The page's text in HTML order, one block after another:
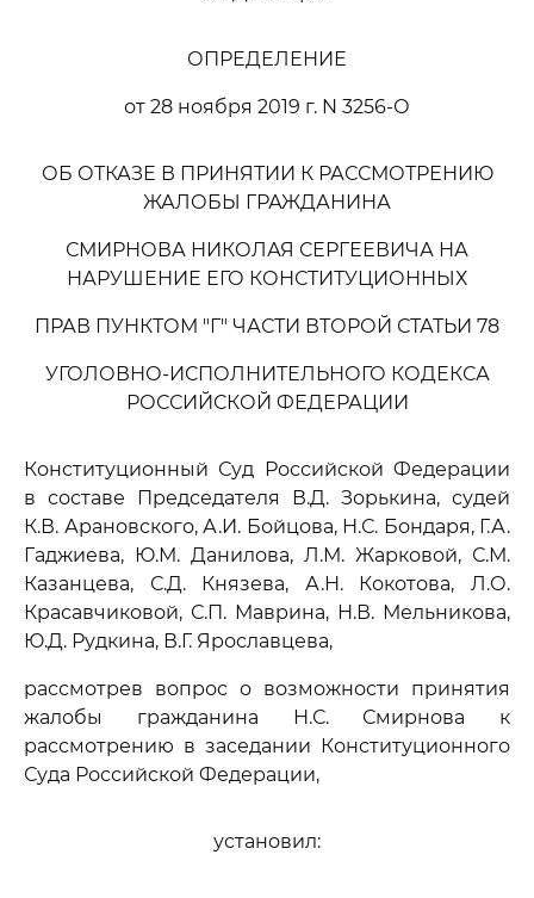
ОПРЕДЕЛЕНИЕ
от 28 ноября 2019 г. N 3256-О
ОБ ОТКАЗЕ В ПРИНЯТИИ К РАССМОТРЕНИЮ
ЖАЛОБЫ ГРАЖДАНИНА
СМИРНОВА НИКОЛАЯ СЕРГЕЕВИЧА НА
НАРУШЕНИЕ ЕГО КОНСТИТУЦИОННЫХ
ПРАВ ПУНКТОМ "Г" ЧАСТИ ВТОРОЙ СТАТЬИ 78
УГОЛОВНО-ИСПОЛНИТЕЛЬНОГО КОДЕКСА
РОССИЙСКОЙ ФЕДЕРАЦИИ
Конституционный Суд Российской Федерации
в составе Председателя В.Д. Зорькина, судей
К.В. Арановского, А.И. Бойцова, Н.С. Бондаря, Г.А.
Гаджиева, Ю.М. Данилова, Л.М. Жарковой, С.М.
Казанцева, С.Д. Князева, А.Н. Кокотова, Л.О.
Красавчиковой, С.П. Маврина, Н.В. Мельникова,
Ю.Д. Рудкина, В.Г. Ярославцева,
рассмотрев вопрос о возможности принятия
жалобы гражданина Н.С. Смирнова к
рассмотрению в заседании Конституционного
Суда Российской Федерации,
установил: